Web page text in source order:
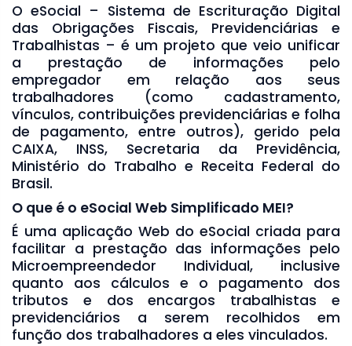
O eSocial – Sistema de Escrituração Digital
das Obrigações Fiscais, Previdenciárias e
Trabalhistas – é um projeto que veio unificar
a prestação de informações pelo
empregador em relação aos seus
trabalhadores (como cadastramento,
vínculos, contribuições previdenciárias e folha
de pagamento, entre outros), gerido pela
CAIXA, INSS, Secretaria da Previdência,
Ministério do Trabalho e Receita Federal do
Brasil.
O que é o eSocial Web Simplificado MEI?
É uma aplicação Web do eSocial criada para
facilitar a prestação das informações pelo
Microempreendedor Individual, inclusive
quanto aos cálculos e o pagamento dos
tributos e dos encargos trabalhistas e
previdenciários a serem recolhidos em
função dos trabalhadores a eles vinculados.